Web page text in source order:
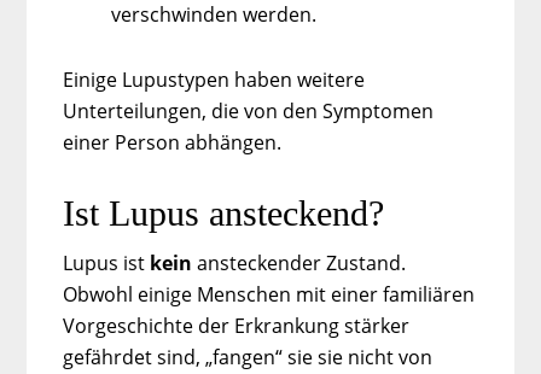
verschwinden werden.
Einige Lupustypen haben weitere
Unterteilungen, die von den Symptomen
einer Person abhängen.
Ist Lupus ansteckend?
Lupus ist kein ansteckender Zustand.
Obwohl einige Menschen mit einer familiären
Vorgeschichte der Erkrankung stärker
gefährdet sind, „fangen“ sie sie nicht von